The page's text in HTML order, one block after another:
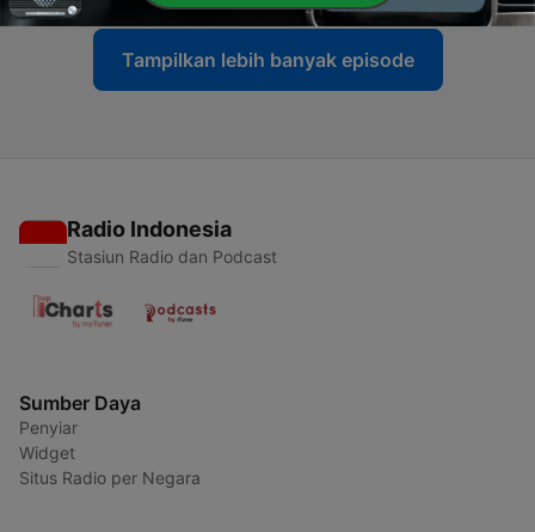
Tampilkan lebih banyak episode
Radio Indonesia
Stasiun Radio dan Podcast
Sumber Daya
Penyiar
Widget
Situs Radio per Negara